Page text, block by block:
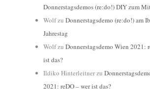
Donnerstagsdemos (re:do!) DIY zum
Wolfzu Donnerstagsdemo (re:do!) am
Jahrestag
Wolfzu Donnerstagsdemo Wien 2021:
ist das?
Ildiko Hinterleitnerzu
2021: reDO – wer ist das?